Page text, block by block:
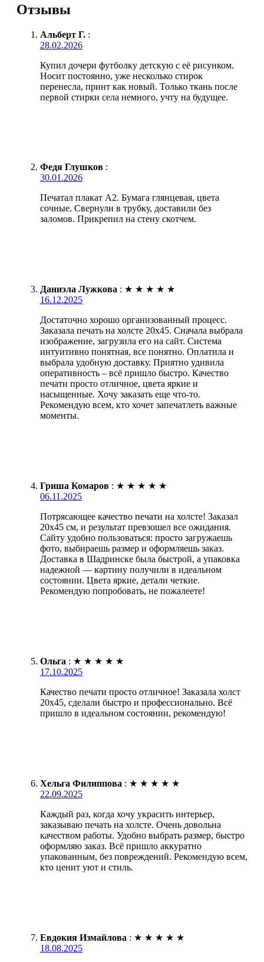
Отзывы
Альберт Г. :
28.02.2026
Купил дочери футболку детскую с её рисунком.
Носит постоянно, уже несколько стирок
перенесла, принт как новый. Только ткань после
первой стирки села немного, учту на будущее.
Федя Глушков :
30.01.2026
Печатал плакат А2. Бумага глянцевая, цвета
сочные. Свернули в трубку, доставили без
заломов. Прикрепил на стену скотчем.
Даниэла Лужкова : ★ ★ ★ ★ ★
16.12.2025
Достаточно хорошо организованный процесс.
Заказала печать на холсте 20х45. Сначала выбрала
изображение, загрузила его на сайт. Система
интуитивно понятная, все понятно. Оплатила и
выбрала удобную доставку. Приятно удивила
оперативность – всё пришло быстро. Качество
печати просто отличное, цвета яркие и
насыщенные. Хочу заказать еще что-то.
Рекомендую всем, кто хочет запечатлеть важные
моменты.
Гриша Комаров : ★ ★ ★ ★ ★
06.11.2025
Потрясающее качество печати на холсте! Заказал
20х45 см, и результат превзошел все ожидания.
Сайту удобно пользоваться: просто загружаешь
фото, выбираешь размер и оформляешь заказ.
Доставка в Шадринске была быстрой, а упаковка
надежной — картину получили в идеальном
состоянии. Цвета яркие, детали четкие.
Рекомендую попробовать, не пожалеете!
Ольга : ★ ★ ★ ★ ★
17.10.2025
Качество печати просто отличное! Заказала холст
20х45, сделали быстро и профессионально. Всё
пришло в идеальном состоянии, рекомендую!
Хельга Филиппова : ★ ★ ★ ★ ★
22.09.2025
Каждый раз, когда хочу украсить интерьер,
заказываю печать на холсте. Очень довольна
качеством работы. Удобно выбрать размер, быстро
оформляю заказ. Всё пришло аккуратно
упакованным, без повреждений. Рекомендую всем,
кто ценит уют и стиль.
Евдокия Измайлова : ★ ★ ★ ★ ★
18.08.2025